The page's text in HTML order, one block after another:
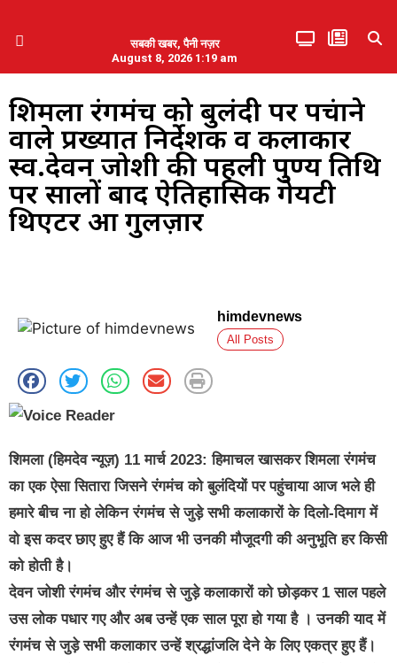
सबकी खबर, पैनी नज़र
August 8, 2026 1:19 am
शिमला रंगमंच को बुलंदी पर पहुंचाने
वाले प्रख्यात निर्देशक व कलाकार
स्व.देवन जोशी की पहली पुण्य तिथि
पर सालों बाद ऐतिहासिक गेयटी
थिएटर हुआ गुलज़ार
himdevnews
All Posts
शिमला (हिमदेव न्यूज़) 11 मार्च 2023: हिमाचल खासकर शिमला रंगमंच
का एक ऐसा सितारा जिसने रंगमंच को बुलंदियों पर पहुंचाया आज भले ही
हमारे बीच ना हो लेकिन रंगमंच से जुड़े सभी कलाकारों के दिलो-दिमाग में
वो इस कदर छाए हुए हैं कि आज भी उनकी मौजूदगी की अनुभूति हर किसी
को होती है।
देवन जोशी रंगमंच और रंगमंच से जुड़े कलाकारों को छोड़कर 1 साल पहले
उस लोक पधार गए और अब उन्हें एक साल पूरा हो गया है । उनकी याद में
रंगमंच से जुड़े सभी कलाकार उन्हें श्रद्धांजलि देने के लिए एकत्र हुए हैं।